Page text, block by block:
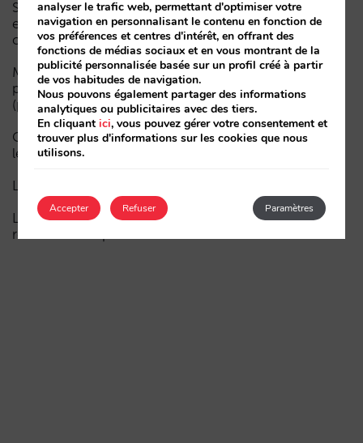
Sarai intègre le multi-room : réservations complexes
et demande à forte valeur, désormais aussi en
conversation
Moins de campagnes, plus d’intelligence : manuel IA
pour actualiser le marketing digital de votre hôtel
(partie 1)
Comment un hôtel apparaît dans les assistants d’IA :
les trois couches de visibilité
La fin de l’ère « Book on Metasearch »
Le funnel dans l’IA est cassé. La clé pour le réparer
réside dans la phase de considération
analyser le trafic web, permettant d'optimiser votre
navigation en personnalisant le contenu en fonction de
vos préférences et centres d'intérêt, en offrant des
fonctions de médias sociaux et en vous montrant de la
publicité personnalisée basée sur un profil créé à partir
de vos habitudes de navigation.
Nous pouvons également partager des informations
analytiques ou publicitaires avec des tiers.
En cliquantici, vous pouvez gérer votre consentement et
trouver plus d'informations sur les cookies que nous
utilisons.
Accepter Paramètres
Refuser